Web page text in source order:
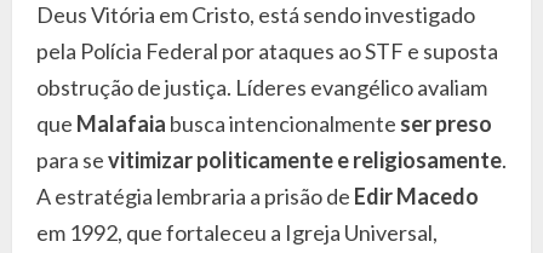
Deus Vitória em Cristo, está sendo investigado
pela Polícia Federal por ataques ao STF e suposta
obstrução de justiça. Líderes evangélico avaliam
que Malafaia busca intencionalmente ser preso
para sevitimizar politicamente e religiosamente.
A estratégia lembraria a prisão de Edir Macedo
em 1992, que fortaleceu a Igreja Universal,